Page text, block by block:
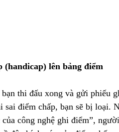
(handicap) lên bảng điểm
thi đấu xong và gửi phiếu
sai điểm chấp, bạn sẽ bị
công nghệ ghi điểm”,